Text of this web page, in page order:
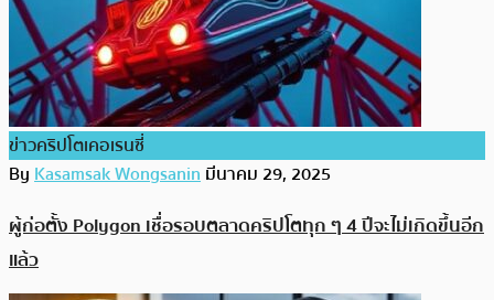
ข่าวคริปโตเคอเรนซี่
ByKasamsak Wongsaninมีนาคม 29, 2025
ผู้ก่อตั้ง Polygon เชื่อรอบตลาดคริปโตทุก ๆ 4 ปีจะไม่เกิดขึ้นอีก
แล้ว